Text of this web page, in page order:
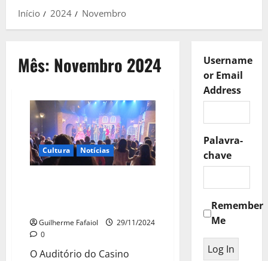
Início 2024 Novembro
Mês: Novembro 2024
Cultura Notícias
Guilherme Fafaiol
29/11/2024
0
O Auditório do Casino
Username
or Email
Address
Palavra-
chave
Remember
Me